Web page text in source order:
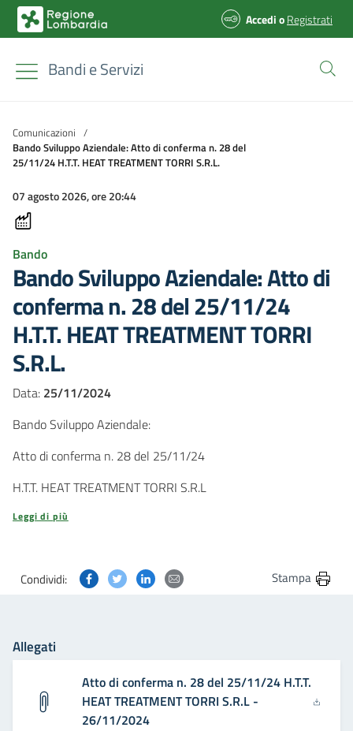
AccedioRegistrati
Bandi e Servizi
Comunicazioni /
Bando Sviluppo Aziendale: Atto di conferma n. 28 del
25/11/24 H.T.T. HEAT TREATMENT TORRI S.R.L.
07 agosto 2026, ore 20:44
Bando
Bando Sviluppo Aziendale: Atto di
conferma n. 28 del 25/11/24
H.T.T. HEAT TREATMENT TORRI
S.R.L.
Data: 25/11/2024
Bando Sviluppo Aziendale:
Atto di conferma n. 28 del 25/11/24
H.T.T. HEAT TREATMENT TORRI S.R.L
Leggi di più
Condividi: Condividi questa pagina su Facebook
Condividi questa pagina su Twitter
Condividi questa pagina su Linkedin
Condividi questa pagina via
Stampa
Allegati
Atto di conferma n. 28 del 25/11/24 H.T.T.
HEAT TREATMENT TORRI S.R.L -
26/11/2024